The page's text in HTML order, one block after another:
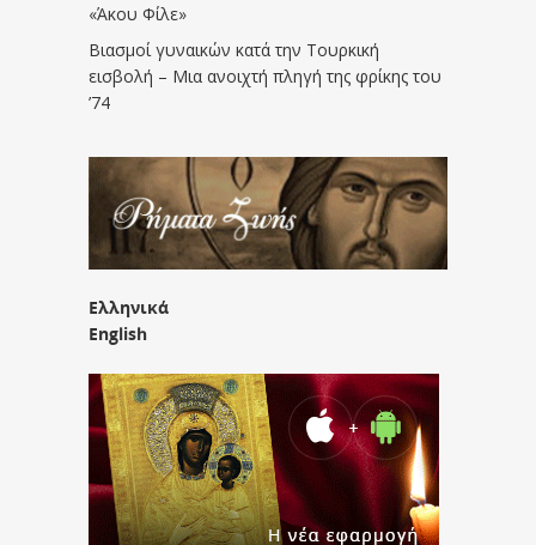
«Άκου Φίλε»
Βιασμοί γυναικών κατά την Τουρκική
εισβολή – Μια ανοιχτή πληγή της φρίκης του
’74
Ελληνικά
English